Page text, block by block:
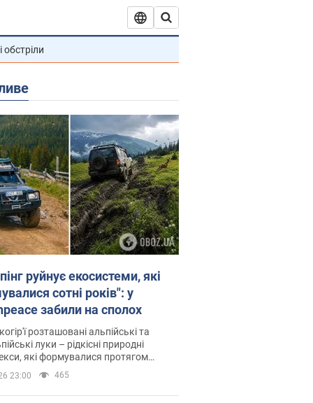
обстріли
руйнує екосистеми, які
сотні років": у
забили на сполох
розташовані альпійські та
луки – рідкісні природні
які формувалися протягом
23:00 465